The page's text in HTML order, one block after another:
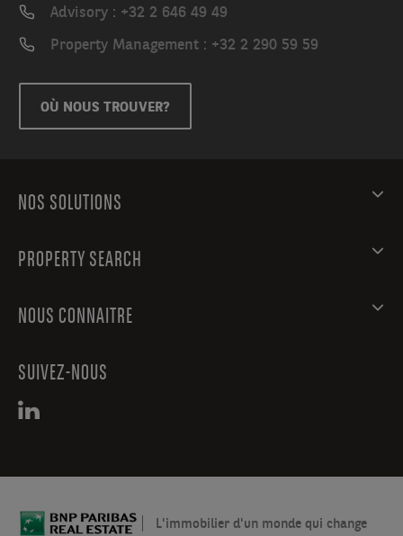
Advisory : +32 2 646 49 49
Property Management : +32 2 290 59 59
OÙ NOUS TROUVER?
NOS SOLUTIONS
PROPERTY SEARCH
NOUS CONNAITRE
SUIVEZ-NOUS
L'immobilier d'un monde qui change